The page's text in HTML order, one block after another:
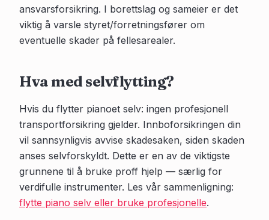
ansvarsforsikring. I borettslag og sameier er det
viktig å varsle styret/forretningsfører om
eventuelle skader på fellesarealer.
Hva med selvflytting?
Hvis du flytter pianoet selv: ingen profesjonell
transportforsikring gjelder. Innboforsikringen din
vil sannsynligvis avvise skadesaken, siden skaden
anses selvforskyldt. Dette er en av de viktigste
grunnene til å bruke proff hjelp — særlig for
verdifulle instrumenter. Les vår sammenligning:
flytte piano selv eller bruke profesjonelle.